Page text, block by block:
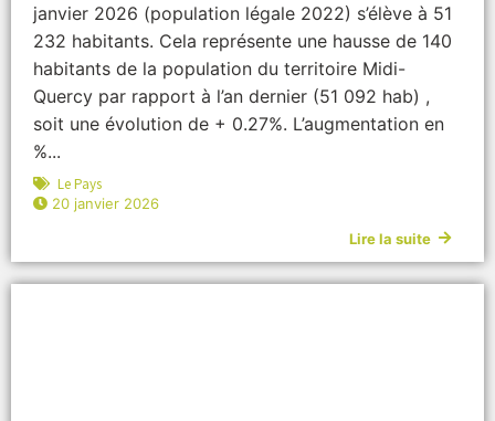
janvier 2026 (population légale 2022) s’élève à 51
232 habitants. Cela représente une hausse de 140
habitants de la population du territoire Midi-
Quercy par rapport à l’an dernier (51 092 hab) ,
soit une évolution de + 0.27%. L’augmentation en
%...
Le Pays
20 janvier 2026
Lire la suite